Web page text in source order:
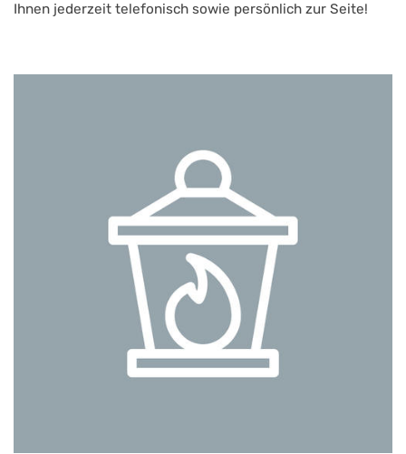
Ihnen jederzeit telefonisch sowie persönlich zur Seite!